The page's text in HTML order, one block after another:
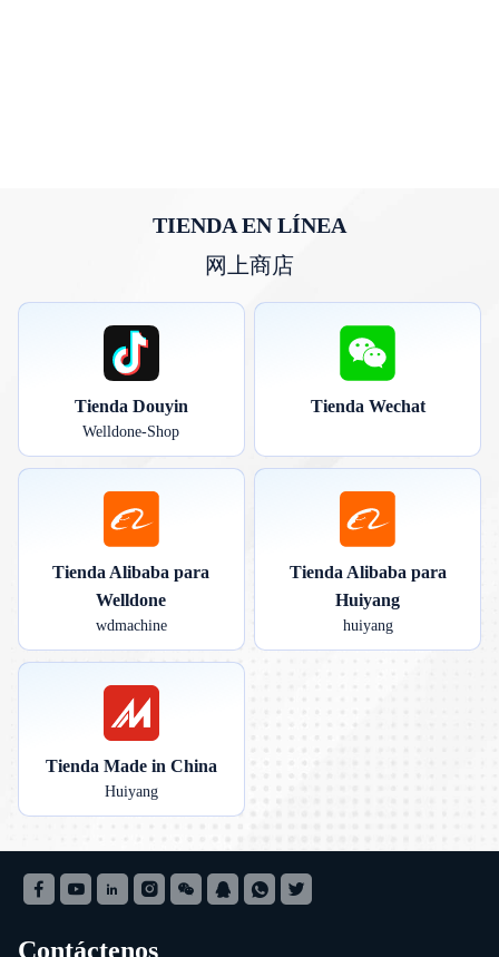
TIENDA EN LÍNEA
网上商店
Tienda Douyin
Welldone-Shop
Tienda Wechat
Tienda Alibaba para
Welldone
wdmachine
Tienda Alibaba para
Huiyang
huiyang
Tienda Made in China
Huiyang
Contáctenos